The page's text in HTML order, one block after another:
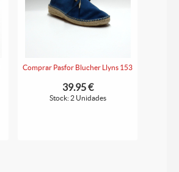
Comprar Pasfor Blucher Llyns 153
39.95 €
Stock: 2 Unidades